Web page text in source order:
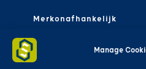
Manage
Merkonafhankelijk
FAQS